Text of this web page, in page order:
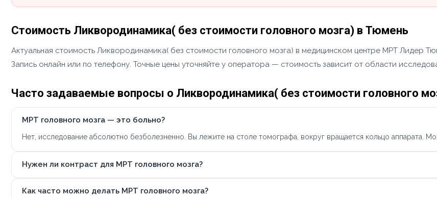
Стоимость Ликвородинамика( без стоимости головного мозга) в Тюмень
Актуальная стоимость Ликвородинамика( без стоимости головного мозга) в медицинском центре МРТ Лидер
Запись онлайн или по телефону. Точные цены уточняйте у оператора — стоимость зависит от области
Часто задаваемые вопросы о Ликвородинамика( без стоимости головного
МРТ головного мозга — это больно?
Нет, исследование абсолютно безболезненно. Вы лежите на столе томографа, вокруг вращается кольцо аппарата.
Нужен ли контраст для МРТ головного мозга?
Как часто можно делать МРТ головного мозга?